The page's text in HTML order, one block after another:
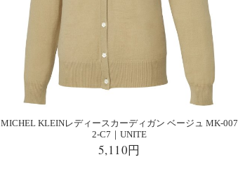
MICHEL KLEINレディースカーディガン ベージュ MK-007
2-C7｜UNITE
5,110円